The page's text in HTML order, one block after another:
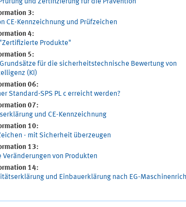
und Zertifizierung für die Prävention
3:
CE-Kennzeichnung und Prüfzeichen
4:
Produkte"
5:
für die sicherheitstechnische Bewertung von
(KI)
06:
Standard-SPS PL c erreicht werden?
07:
und CE-Kennzeichnung
10:
- mit Sicherheit überzeugen
13:
Veränderungen von Produkten
14:
und Einbauerklärung nach EG-